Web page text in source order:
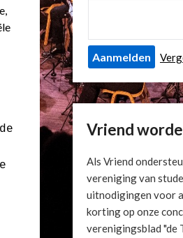
Vriend
Als Vriend
vereniging van
uitnodigingen voor
korting op onze
verenigingsblad "de